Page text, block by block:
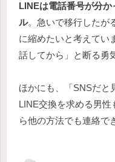
LINEは電話番号が分
ル。急いで移行したが
に縮めたいと考えてい
話してから」と断る勇
ほかにも、「SNSだと
LINE交換を求める男
ら他の方法でも連絡で